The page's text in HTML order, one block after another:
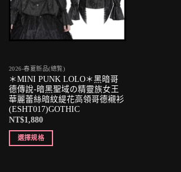
2026-春夏新品(總覧)
＊MINI PUNK LOLO＊黑暗哥
德傳說-暗黑聖域の精靈族女王
華麗蕾絲暗紋緹花高領哥德襯衫
(ESHT017)GOTHIC
NT$1,880
選擇規格